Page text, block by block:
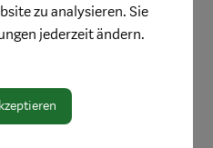
zu analysieren. Sie
jederzeit ändern.